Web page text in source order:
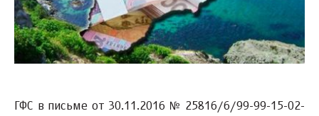
ГФС в письме от 30.11.2016 № 25816/6/99-99-15-02-